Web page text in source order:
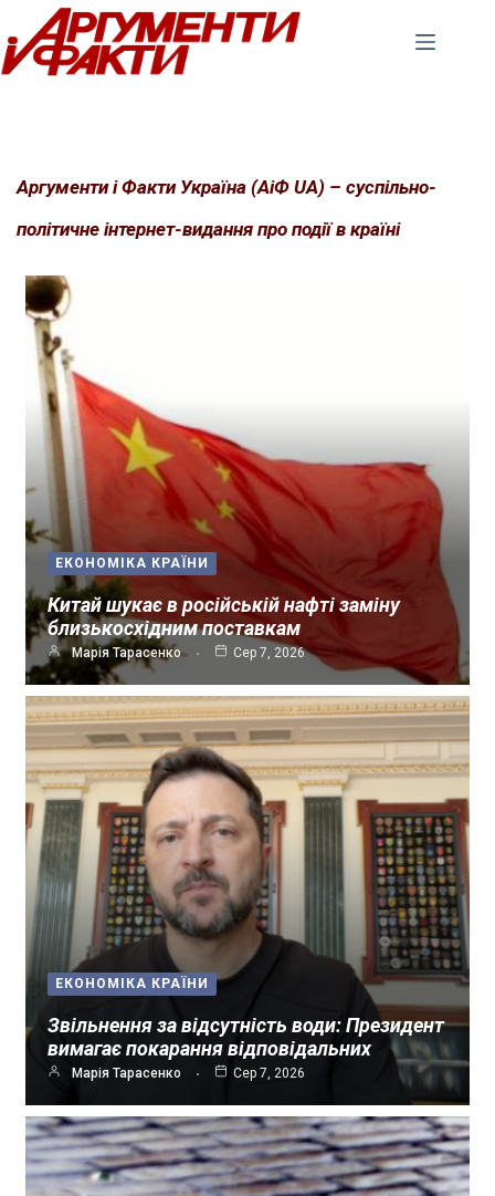
Перейти
до
вмісту
Аргументи і Факти Україна (АіФ UA) – суспільно-
політичне інтернет-видання про події в країні
ЕКОНОМІКА КРАЇНИ
Китай шукає в російській нафті заміну
близькосхідним поставкам
Марія Тарасенко Сер 7, 2026
ЕКОНОМІКА КРАЇНИ
Звільнення за відсутність води: Президент
вимагає покарання відповідальних
Марія Тарасенко Сер 7, 2026